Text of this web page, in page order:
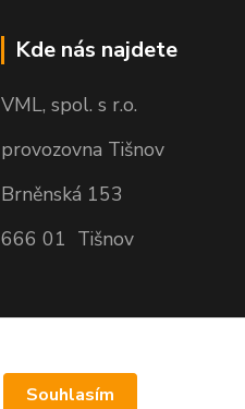
Kde nás najdete
VML, spol. s r.o.
provozovna Tišnov
Brněnská 153
666 01 Tišnov
Souhlasím